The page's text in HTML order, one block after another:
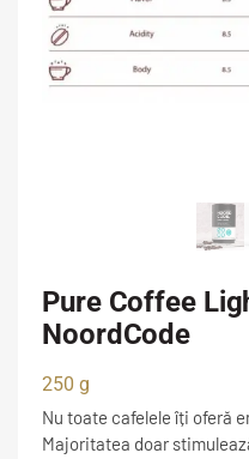
Pure Coffee
NoordCode
250 g
Nu toate cafelele îți oferă
Majoritatea doar